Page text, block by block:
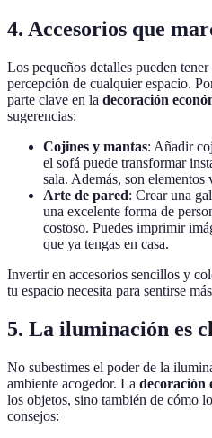
4. Accesorios que
Los pequeños detalles pueden
percepción de cualquier espacio.
parte clave en la decoración
sugerencias:
Cojines y mantas: Añadir
el sofá puede transformar
sala. Además, son elementos
Arte de pared: Crear una
una excelente forma de
costoso. Puedes imprimir
que ya tengas en casa.
Invertir en accesorios sencillos y
tu espacio necesita para sentirse
5. La iluminación es
No subestimes el poder de la
ambiente acogedor. La decoración
los objetos, sino también de cómo
consejos: